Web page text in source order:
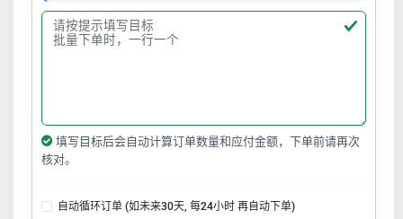
填写目标后会自动计算订单数量和应付金额，下单前请再次
核对。
自动循环订单 (如未来30天, 每24小时 再自动下单)